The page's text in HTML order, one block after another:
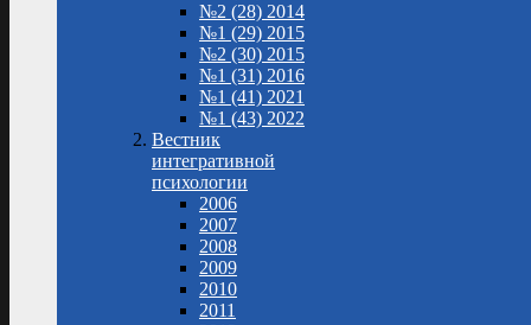
№2 (28) 2014
№1 (29) 2015
№2 (30) 2015
№1 (31) 2016
№1 (41) 2021
№1 (43) 2022
Вестник
интегративной
психологии
2006
2007
2008
2009
2010
2011